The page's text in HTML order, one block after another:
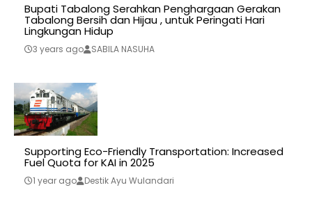
Bupati Tabalong Serahkan Penghargaan Gerakan
Tabalong Bersih dan Hijau , untuk Peringati Hari
Lingkungan Hidup
3 years ago SABILA NASUHA
Supporting Eco-Friendly Transportation: Increased
Fuel Quota for KAI in 2025
1 year ago Destik Ayu Wulandari